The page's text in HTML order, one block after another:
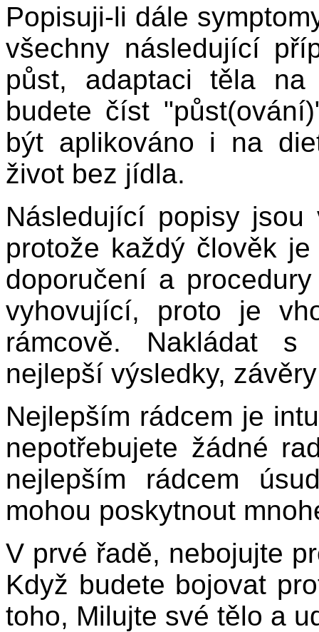
Popisuji-li dále
všechny následující
půst, adaptaci těla
budete číst
být aplikováno i na
život bez jídla.
Následující popisy
protože každý člověk
doporučení a
vyhovující, proto je
rámcově. Nakládat s
nejlepší výsledky,
Nejlepším rádcem je
nepotřebujete žádné
nejlepším rádcem
mohou poskytnout
V prvé řadě, nebojujte
Když budete bojovat
toho, Milujte své tělo a